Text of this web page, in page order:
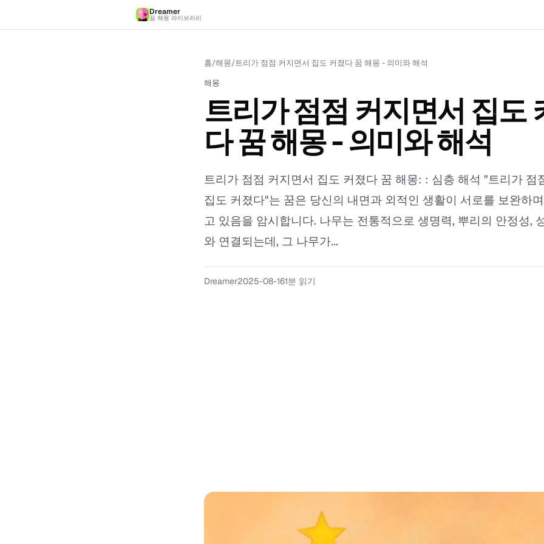
Dreamer
꿈 해몽 라이브러리
홈/해몽/트리가 점점 커지면서 집도 커졌다 꿈 해몽 - 의미와 해석
해몽
트리가 점점 커지면서 집도
다 꿈 해몽 - 의미와 해석
트리가 점점 커지면서 집도 커졌다 꿈 해몽: : 심층 해석 "트리가 점
집도 커졌다"는 꿈은 당신의 내면과 외적인 생활이 서로를 보완하
고 있음을 암시합니다. 나무는 전통적으로 생명력, 뿌리의 안정성,
와 연결되는데, 그 나무가...
Dreamer2025-08-161분 읽기